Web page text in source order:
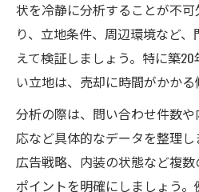
状を冷静に分析することが不
り、立地条件、周辺環境など
えて検証しましょう。特に築
い立地は、売却に時間がかかる
分析の際は、問い合わせ件数
応など具体的なデータを整理
広告戦略、内装の状態など複
ポイントを明確にしましょう